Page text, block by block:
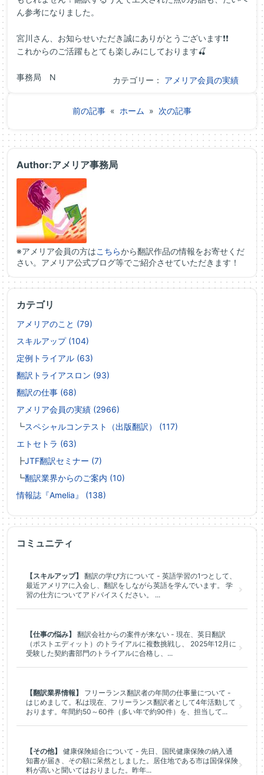
ん参考になりました。
宮川さん、お知らせいただき誠にありがとうございます❗❗
これからのご活躍もとても楽しみにしております🍒
事務局 N カテゴリー： アメリア会員の実績
前の記事 « ホーム » 次の記事
Author:アメリア事務局
※アメリア会員の方はこちらから翻訳作品の情報をお寄せくだ
さい。アメリア公式ブログ等でご紹介させていただきます！
カテゴリ
アメリアのこと (79)
スキルアップ (104)
定例トライアル (63)
翻訳トライアスロン (93)
翻訳の仕事 (68)
アメリア会員の実績 (2966)
┗スペシャルコンテスト（出版翻訳） (117)
エトセトラ (63)
┣JTF翻訳セミナー (7)
┗翻訳業界からのご案内 (10)
情報誌『Amelia』 (138)
コミュニティ
【スキルアップ】
翻訳の学び方について - 英語学習の1つとして、
最近アメリアに入会し、翻訳をしながら英語を学んでいます。 学
習の仕方についてアドバイスください。 ...
【仕事の悩み】
翻訳会社からの案件が来ない - 現在、英日翻訳
（ポストエディット）のトライアルに複数挑戦し、 2025年12月に
受験した契約書部門のトライアルに合格し、...
【翻訳業界情報】
フリーランス翻訳者の年間の仕事量について -
はじめまして。私は現在、フリーランス翻訳者として4年活動して
おります。年間約50～60件（多い年で約90件）を、担当して...
【その他】
健康保険組合について - 先日、国民健康保険の納入通
知書が届き、その額に呆然としました。居住地である市は国保保険
料が高いと聞いてはおりました。昨年...